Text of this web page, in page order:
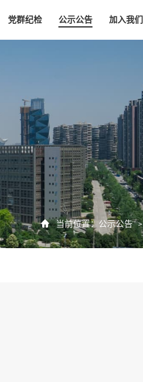
党群纪检 公示公告 加入我们
 当前位置： 公示公告 >